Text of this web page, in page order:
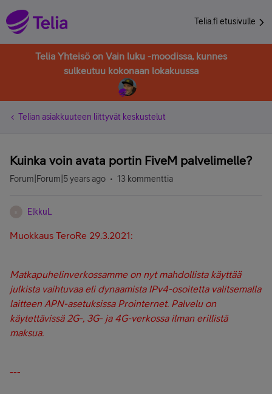
Telia.fi etusivulle
Telia Yhteisö on Vain luku -moodissa, kunnes
sulkeutuu kokonaan lokakuussa
Telian asiakkuuteen liittyvät keskustelut
Kuinka voin avata portin FiveM palvelimelle?
Forum|Forum|5 years ago 13 kommenttia
ElkkuL
Muokkaus TeroRe 29.3.2021:
Matkapuhelinverkossamme on nyt mahdollista käyttää
julkista vaihtuvaa eli dynaamista IPv4-osoitetta valitsemalla
laitteen APN-asetuksissa Prointernet. Palvelu on
käytettävissä 2G-, 3G- ja 4G-verkossa ilman erillistä
maksua.
---